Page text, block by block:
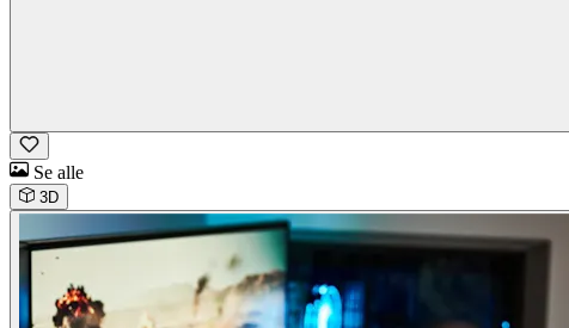
Se alle
3D